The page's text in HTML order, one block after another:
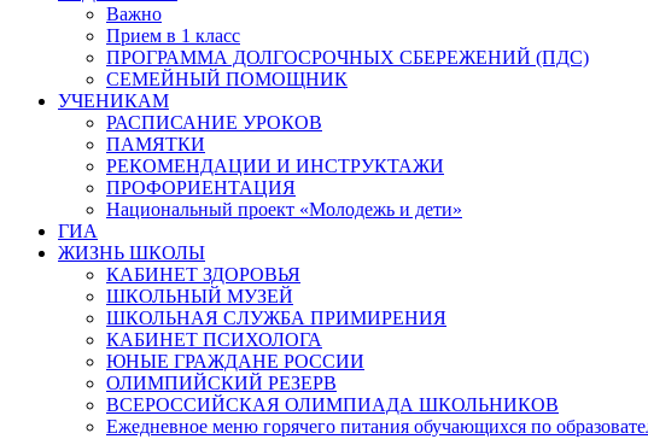
Важно
Прием в 1 класс
ПРОГРАММА ДОЛГОСРОЧНЫХ СБЕРЕЖЕНИЙ (ПДС)
СЕМЕЙНЫЙ ПОМОЩНИК
УЧЕНИКАМ
РАСПИСАНИЕ УРОКОВ
ПАМЯТКИ
РЕКОМЕНДАЦИИ И ИНСТРУКТАЖИ
ПРОФОРИЕНТАЦИЯ
Национальный проект «Молодежь и дети»
ГИА
ЖИЗНЬ ШКОЛЫ
КАБИНЕТ ЗДОРОВЬЯ
ШКОЛЬНЫЙ МУЗЕЙ
ШКОЛЬНАЯ СЛУЖБА ПРИМИРЕНИЯ
КАБИНЕТ ПСИХОЛОГА
ЮНЫЕ ГРАЖДАНЕ РОССИИ
ОЛИМПИЙСКИЙ РЕЗЕРВ
ВСЕРОССИЙСКАЯ ОЛИМПИАДА ШКОЛЬНИКОВ
Ежедневное меню горячего питания обучающихся по